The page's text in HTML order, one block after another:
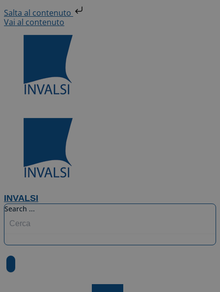
Salta al contenuto
Vai al contenuto
INVALSI
Search ...